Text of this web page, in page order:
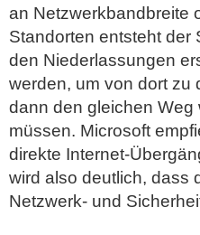
an Netzwerkbandbreite
Standorten entsteht der
den Niederlassungen
werden, um von dort zu
dann den gleichen
müssen. Microsoft
direkte Internet-
wird also deutlich, dass
Netzwerk- und